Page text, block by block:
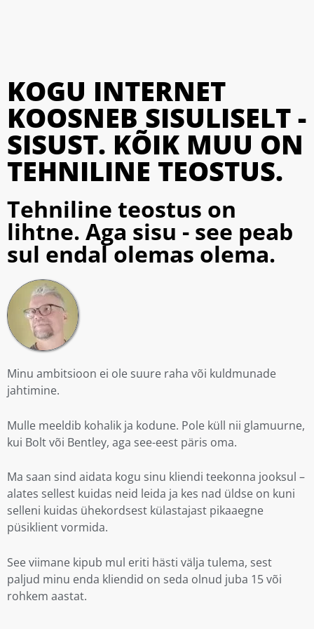
KOGU INTERNET
KOOSNEB SISULISELT -
SISUST. KÕIK MUU ON
TEHNILINE TEOSTUS.
Tehniline teostus on
lihtne. Aga sisu - see peab
sul endal olemas olema.
Minu ambitsioon ei ole suure raha või kuldmunade
jahtimine.
Mulle meeldib kohalik ja kodune. Pole küll nii glamuurne,
kui Bolt või Bentley, aga see-eest päris oma.
Ma saan sind aidata kogu sinu kliendi teekonna jooksul –
alates sellest kuidas neid leida ja kes nad üldse on kuni
selleni kuidas ühekordsest külastajast pikaaegne
püsiklient vormida.
See viimane kipub mul eriti hästi välja tulema, sest
paljud minu enda kliendid on seda olnud juba 15 või
rohkem aastat.